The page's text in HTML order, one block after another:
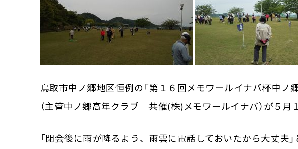
鳥取市中ノ郷地区恒例の「第１６回メモワールイナバ杯中ノ
（主管中ノ郷高年クラブ 共催(株)メモワールイナバ）が５月１
「閉会後に雨が降るよう、雨雲に電話しておいたから大丈夫